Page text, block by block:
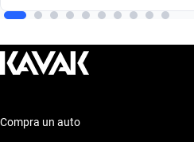
Compra un auto